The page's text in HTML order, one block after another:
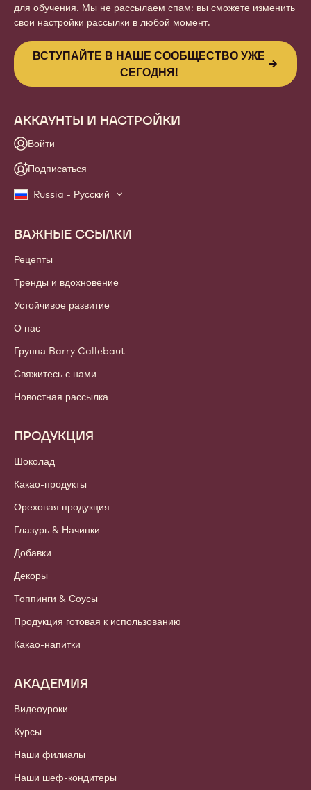
для обучения. Мы не рассылаем спам: вы сможете изменить
свои настройки рассылки в любой момент.
ВСТУПАЙТЕ В НАШЕ СООБЩЕСТВО УЖЕ
СЕГОДНЯ!
АККАУНТЫ И НАСТРОЙКИ
Войти
Подписаться
Russia - Русский
Footer
Callebaut
ВАЖНЫЕ ССЫЛКИ
Рецепты
Тренды и вдохновение
Устойчивое развитие
О нас
Группа Barry Callebaut
Свяжитесь с нами
Новостная рассылка
ПРОДУКЦИЯ
Шоколад
Какао-продукты
Ореховая продукция
Глазурь & Начинки
Добавки
Декоры
Топпинги & Соусы
Продукция готовая к использованию
Какао-напитки
АКАДЕМИЯ
Видеоуроки
Курсы
Наши филиалы
Наши шеф-кондитеры